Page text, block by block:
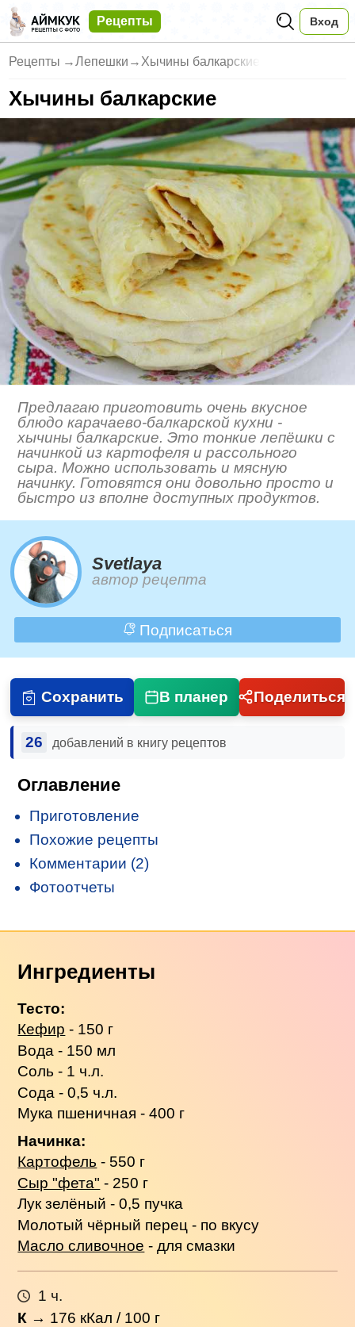
Рецепты Вход
Рецепты →Лепешки → Хычины балкарские
Хычины балкарские
Предлагаю приготовить очень вкусное
блюдо карачаево-балкарской кухни -
хычины балкарские. Это тонкие лепёшки с
начинкой из картофеля и рассольного
сыра. Можно использовать и мясную
начинку. Готовятся они довольно просто и
быстро из вполне доступных продуктов.
Svetlaya
автор рецепта
Подписаться
Сохранить В планер Поделиться
26 добавлений в книгу рецептов
Оглавление
Приготовление
Похожие рецепты
Комментарии (2)
Фотоотчеты
Ингредиенты
Тесто:
Кефир - 150 г
Вода - 150 мл
Соль - 1 ч.л.
Сода - 0,5 ч.л.
Мука пшеничная - 400 г
Начинка:
Картофель - 550 г
Сыр "фета" - 250 г
Лук зелёный - 0,5 пучка
Молотый чёрный перец - по вкусу
Масло сливочное - для смазки
1 ч.
К → 176 кКал / 100 г